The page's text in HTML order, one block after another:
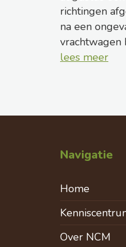
richtingen
na een
vrachtwagen
lees meer
Navigatie
Home
Over NCM